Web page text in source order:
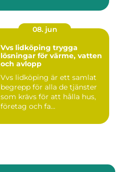
08. jun
Vvs lidköping trygga
lösningar för värme, vatten
och avlopp
Vvs lidköping är ett samlat
begrepp för alla de tjänster
som krävs för att hålla hus,
företag och fa...